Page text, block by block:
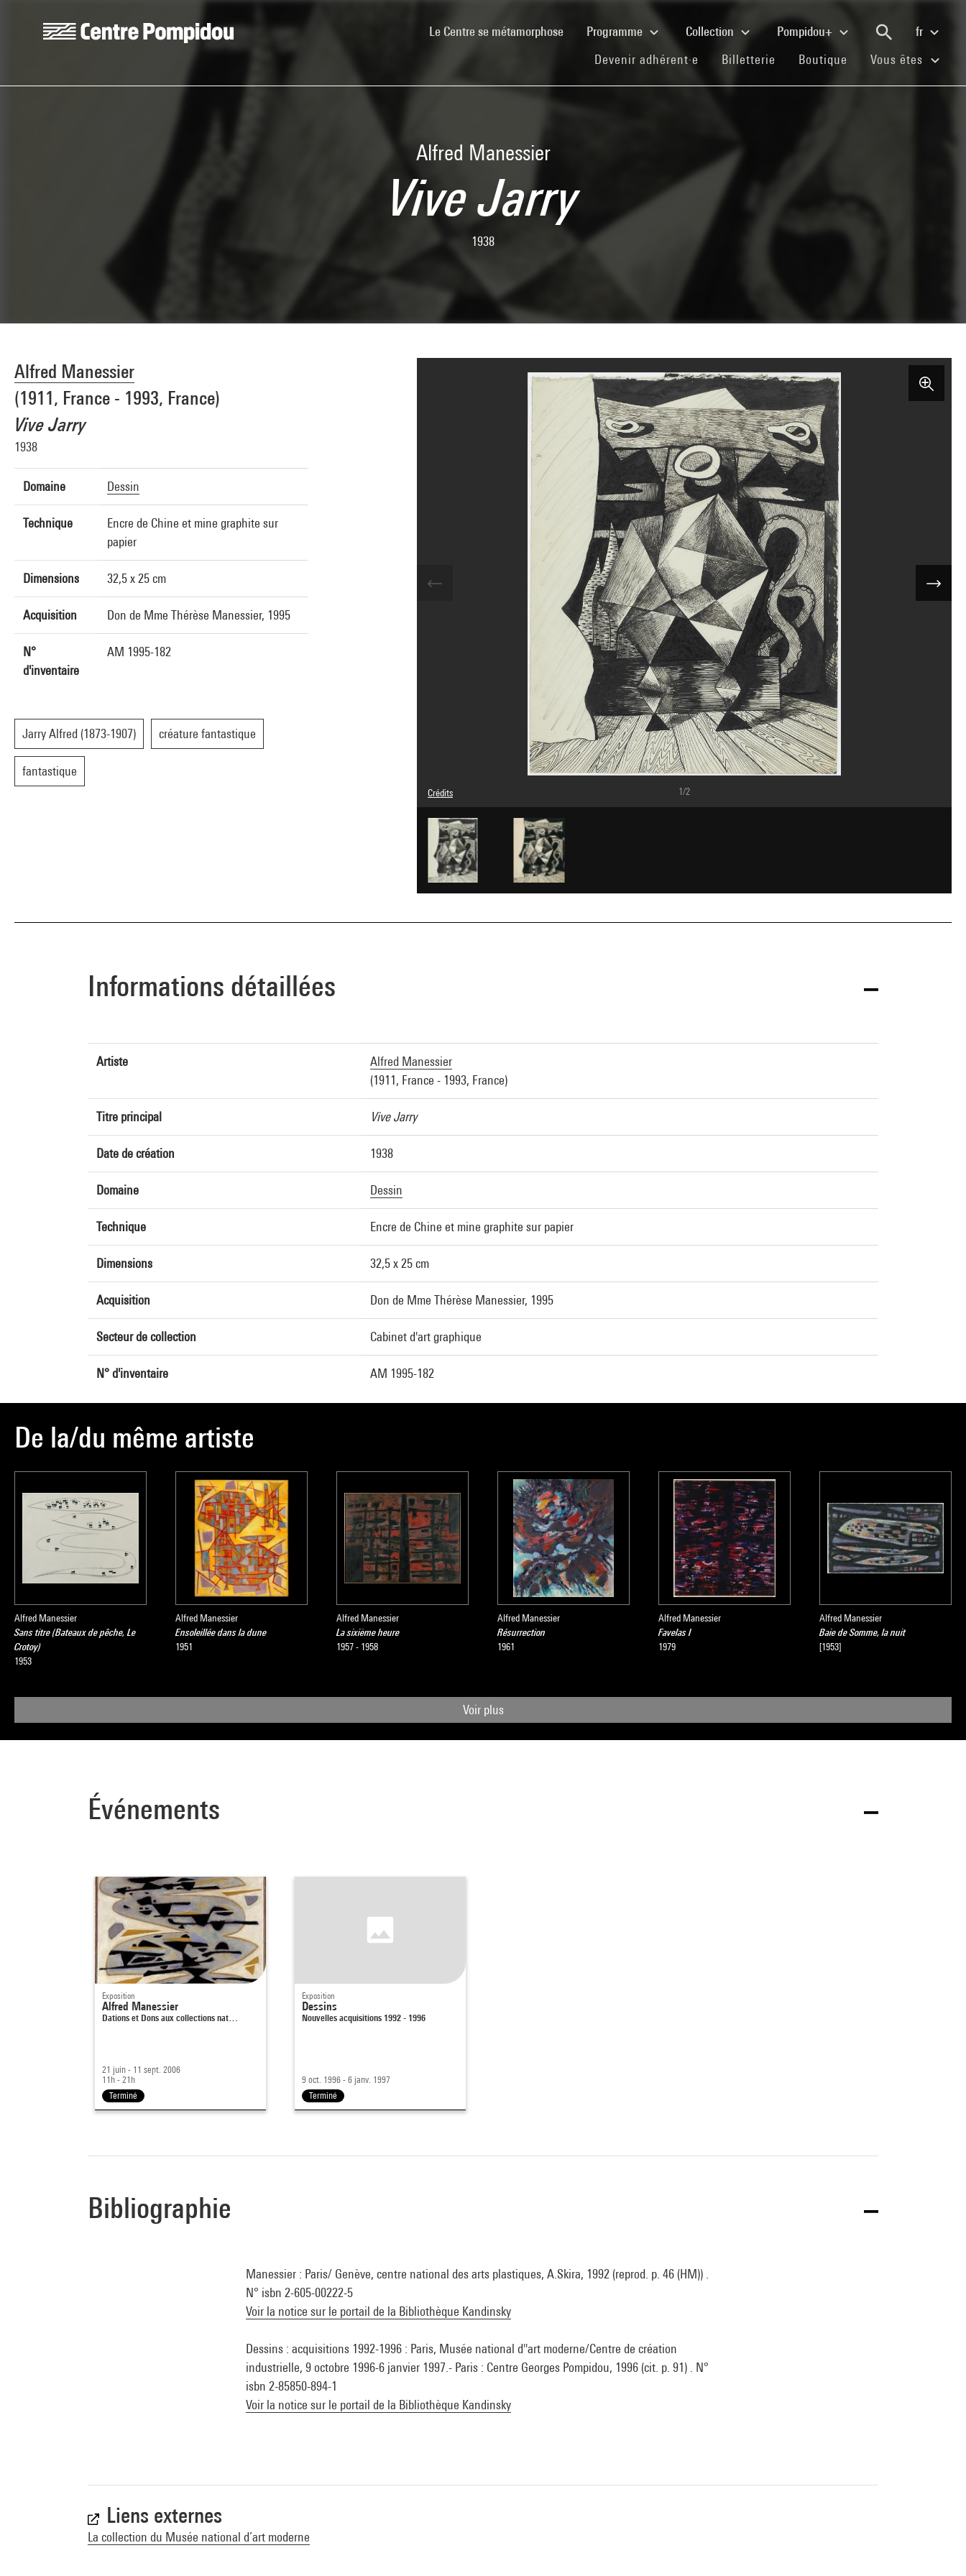
Le Centre se métamorphose(current)Programme Collection Pompidou+
fr
Devenir adhérent·e (current)
Billetterie (current)
Boutique (current)
Vous êtes
Alfred Manessier
Vive Jarry
1938
Alfred Manessier
(1911, France - 1993, France)
Vive Jarry
1938
Domaine Dessin
Technique
Encre de Chine et mine graphite sur
papier
Dimensions 32,5 x 25 cm
Acquisition Don de Mme Thérèse Manessier, 1995
N°
d'inventaire
AM 1995-182
Jarry Alfred (1873-1907) créature fantastique
fantastique
Crédits
© Adagp, Paris
Crédit photographique : Centre Pompidou, MNAM-CCI/Audrey Laurans/Dist. GrandPalaisRmn
Réf. image : 4N94400
Diffusion image :
GrandPalaisRmnPhoto
1/2
Informations détaillées
Artiste
Alfred Manessier
(1911, France - 1993, France)
Titre principal Vive Jarry
Date de création 1938
Domaine Dessin
Technique Encre de Chine et mine graphite sur papier
Dimensions 32,5 x 25 cm
Acquisition Don de Mme Thérèse Manessier, 1995
Secteur de collection Cabinet d'art graphique
N° d'inventaire AM 1995-182
De la/du même artiste
Alfred Manessier
Sans titre (Bateaux de pêche, Le
Crotoy)
1953
Alfred Manessier
Ensoleillée dans la dune
1951
Alfred Manessier
La sixième heure
1957 - 1958
Alfred Manessier
Résurrection
1961
Alfred Manessier
Favelas I
1979
Alfred Manessier
Baie de Somme, la nuit
[1953]
Voir plus
Événements
Exposition
Alfred Manessier
Dations et Dons aux collections nat…
21 juin - 11 sept. 2006
11h - 21h
Terminé
Exposition
Dessins
Nouvelles acquisitions 1992 - 1996
9 oct. 1996 - 6 janv. 1997
Terminé
Bibliographie
Manessier : Paris/ Genève, centre national des arts plastiques, A.Skira, 1992 (reprod. p. 46 (HM)) .
N° isbn 2-605-00222-5
Voir la notice sur le portail de la Bibliothèque Kandinsky
Dessins : acquisitions 1992-1996 : Paris, Musée national d''art moderne/Centre de création
industrielle, 9 octobre 1996-6 janvier 1997.- Paris : Centre Georges Pompidou, 1996 (cit. p. 91) . N°
isbn 2-85850-894-1
Voir la notice sur le portail de la Bibliothèque Kandinsky
Liens externes
La collection du Musée national d’art moderne